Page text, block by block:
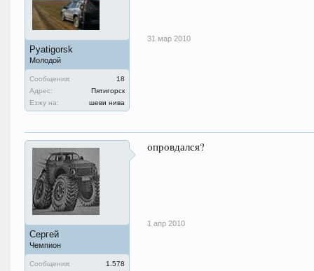
Pyatigorsk
Молодой
Сообщения:
18
Адрес:
Пятигорск
Езжу на:
шеви нива
31 мар 2010
Сергей
Чемпион
Сообщения:
1.578
опровдался?
1 апр 2010